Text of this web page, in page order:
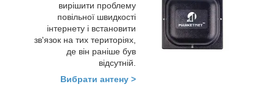
вирішити проблему
повільної швидкості
інтернету і встановити
зв'язок на тих територіях,
де він раніше був
відсутній.
Вибрати антену >